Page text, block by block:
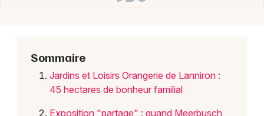
Mon email
Je m'abonne
Sommaire
Jardins et Loisirs Orangerie de Lanniron :
45 hectares de bonheur familial
Exposition "partage" : quand Meerbusch